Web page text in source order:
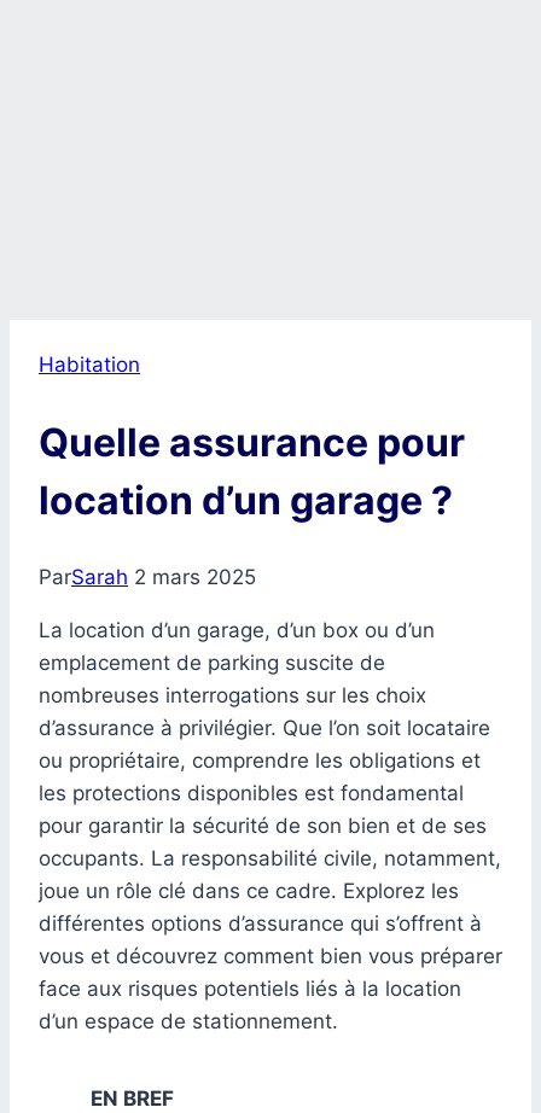
Habitation
Quelle assurance pour
location d’un garage ?
ParSarah 2 mars 2025
La location d’un garage, d’un box ou d’un
emplacement de parking suscite de
nombreuses interrogations sur les choix
d’assurance à privilégier. Que l’on soit locataire
ou propriétaire, comprendre les obligations et
les protections disponibles est fondamental
pour garantir la sécurité de son bien et de ses
occupants. La responsabilité civile, notamment,
joue un rôle clé dans ce cadre. Explorez les
différentes options d’assurance qui s’offrent à
vous et découvrez comment bien vous préparer
face aux risques potentiels liés à la location
d’un espace de stationnement.
EN BREF